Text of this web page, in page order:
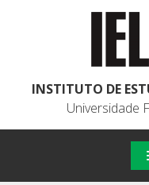
INSTITUTO DE
Universidade